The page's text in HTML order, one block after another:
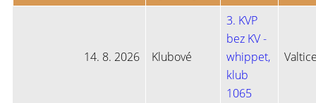
14. 8. 2026 Klubové
3. KVP
bez KV -
whippet,
klub
1065